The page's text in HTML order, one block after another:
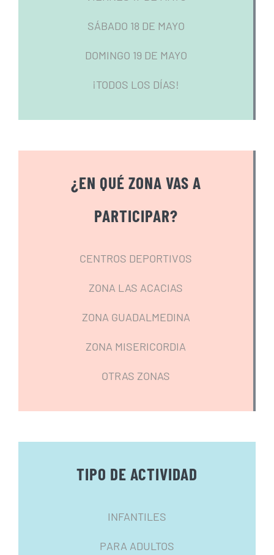
SÁBADO 18 DE MAYO
DOMINGO 19 DE MAYO
¡TODOS LOS DÍAS!
¿EN QUÉ ZONA VAS A
PARTICIPAR?
CENTROS DEPORTIVOS
ZONA LAS ACACIAS
ZONA GUADALMEDINA
ZONA MISERICORDIA
OTRAS ZONAS
TIPO DE ACTIVIDAD
INFANTILES
PARA ADULTOS